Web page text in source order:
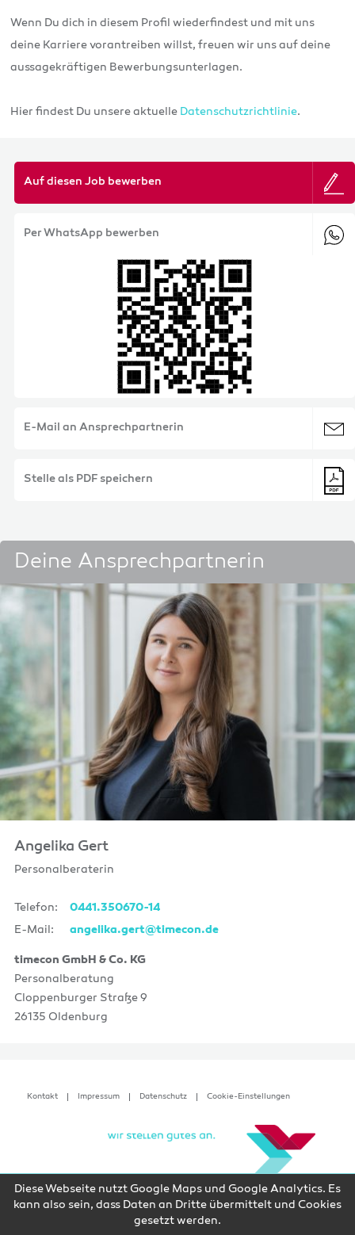
Diese Webseite nutzt Google Maps und Google Analytics. Es
kann also sein, dass Daten an Dritte übermittelt und Cookies
gesetzt werden.
Wenn Du dich in diesem Profil wiederfindest und mit uns
deine Karriere vorantreiben willst, freuen wir uns auf deine
aussagekräftigen Bewerbungsunterlagen.
Hier findest Du unsere aktuelle Datenschutzrichtlinie.
Auf diesen Job bewerben
Per WhatsApp bewerben
E-Mail an Ansprechpartnerin
Stelle als PDF speichern
Deine Ansprechpartnerin
Angelika Gert
Personalberaterin
Telefon: 0441.350670-14
E-Mail: angelika.gert@timecon.de
timecon GmbH & Co. KG
Personalberatung
Cloppenburger Straße 9
26135 Oldenburg
Kontakt Impressum Datenschutz Cookie-Einstellungen